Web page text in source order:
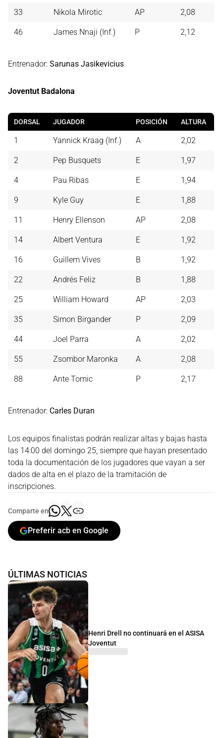
33 Nikola Mirotic AP 2,08
46 James Nnaji (Inf.) P 2,12
Entrenador: Sarunas Jasikevicius
Joventut Badalona
DORSAL JUGADOR POSICIÓN ALTURA
1 Yannick Kraag (Inf.) A 2,02
2 Pep Busquets E 1,97
4 Pau Ribas E 1,94
9 Kyle Guy E 1,88
11 Henry Ellenson AP 2,08
14 Albert Ventura E 1,92
16 Guillem Vives B 1,92
22 Andrés Feliz B 1,88
25 William Howard AP 2,03
35 Simon Birgander P 2,09
44 Joel Parra A 2,02
55 Zsombor Maronka A 2,08
88 Ante Tomic P 2,17
Entrenador: Carles Duran
Los equipos finalistas podrán realizar altas y bajas hasta
las 14:00 del domingo 25, siempre que hayan presentado
toda la documentación de los jugadores que vayan a ser
dados de alta en el plazo de la tramitación de
inscripciones.
Comparte en
Preferir acb en Google
ÚLTIMAS NOTICIAS
Henri Drell no continuará en el ASISA
Joventut